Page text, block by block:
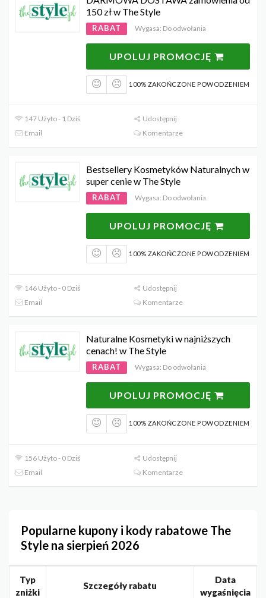
150 zł w The Style
RABAT Wygasa: Do odwołania
UPOLUJ PROMOCJĘ
100% ZAKOŃCZONE POWODZENIEM
147 Użyto - 1 Dziś
Udostępnij
Email
Komentarze
Bestsellery Kosmetyków Naturalnych w
super cenie w The Style
RABAT Wygasa: Do odwołania
UPOLUJ PROMOCJĘ
100% ZAKOŃCZONE POWODZENIEM
146 Użyto - 0 Dziś
Udostępnij
Email
Komentarze
Naturalne Kosmetyki w najniższych
cenach! w The Style
RABAT Wygasa: Do odwołania
UPOLUJ PROMOCJĘ
100% ZAKOŃCZONE POWODZENIEM
156 Użyto - 0 Dziś
Udostępnij
Email
Komentarze
Popularne kupony i kody rabatowe The
Style na sierpień 2026
Typ
zniżki
Szczegóły rabatu
Data
wygaśnięcia